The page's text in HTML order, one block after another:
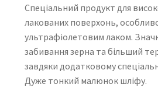
Спеціальний продукт для
лакованих поверхонь,
ультрафіолетовим лаком.
забивання зерна та більший
завдяки додатковому
Дуже тонкий малюнок шліфу.